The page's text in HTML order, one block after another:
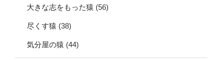
大きな志をもった猿 (56)
尽くす猿 (38)
気分屋の猿 (44)